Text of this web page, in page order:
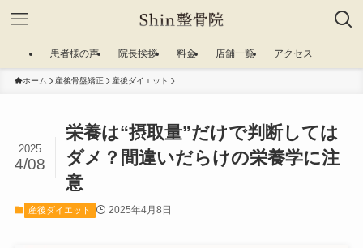
患者様の声 院長挨拶 料金 店舗一覧 アクセス
ホーム 産後骨盤矯正 産後ダイエット
栄養は“摂取量”だけで判断しては
ダメ？間違いだらけの栄養学に注
意
2025
4/08
産後ダイエット 2025年4月8日